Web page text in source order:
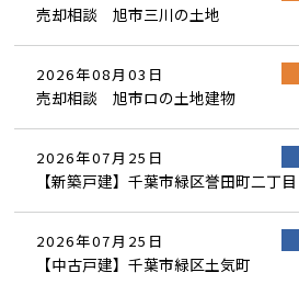
売却相談 旭市三川の土地
2026年08月03日
売却相談 旭市ロの土地建物
2026年07月25日
【新築戸建】千葉市緑区誉田町二丁目
2026年07月25日
【中古戸建】千葉市緑区土気町